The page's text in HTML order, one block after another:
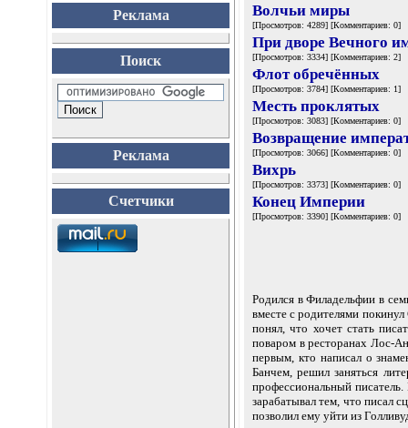
Реклама
Поиск
Реклама
Счетчики
Волчьи миры
[Просмотров: 4289] [Комментариев: 0]
При дворе Вечного
[Просмотров: 3334] [Комментариев: 2]
Флот обречённых
[Просмотров: 3784] [Комментариев: 1]
Месть проклятых
[Просмотров: 3083] [Комментариев: 0]
Возвращение
[Просмотров: 3066] [Комментариев: 0]
Вихрь
[Просмотров: 3373] [Комментариев: 0]
Конец Империи
[Просмотров: 3390] [Комментариев: 0]
Родился в Филадельфии в
вместе с родителями
понял, что хочет стать
поваром в ресторанах Лос-
первым, кто написал о
Банчем, решил заняться
профессиональный
зарабатывал тем, что писал
позволил ему уйти из